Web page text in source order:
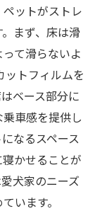
ットがストレ
まず、床は滑
て滑らないよ
ットフィルムを
ベース部分に
車感を提供し
なるスペース
かせることが
犬家のニーズ
います。